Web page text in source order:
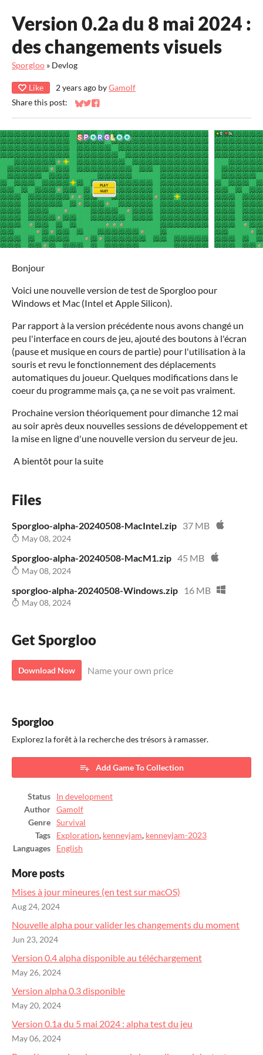
Version 0.2a du 8 mai 2024 :
des changements visuels
Sporgloo » Devlog
Like 2 years ago byGamolf
Share this post:
Share on Bluesky
Share on Twitter
Share on Facebook
Bonjour
Voici une nouvelle version de test de Sporgloo pour
Windows et Mac (Intel et Apple Silicon).
Par rapport à la version précédente nous avons changé un
peu l'interface en cours de jeu, ajouté des boutons à l'écran
(pause et musique en cours de partie) pour l'utilisation à la
souris et revu le fonctionnement des déplacements
automatiques du joueur. Quelques modifications dans le
coeur du programme mais ça, ça ne se voit pas vraiment.
Prochaine version théoriquement pour dimanche 12 mai
au soir après deux nouvelles sessions de développement et
la mise en ligne d'une nouvelle version du serveur de jeu.
A bientôt pour la suite
Files
Sporgloo-alpha-20240508-MacIntel.zip 37 MB
May 08, 2024
Sporgloo-alpha-20240508-MacM1.zip 45 MB
May 08, 2024
sporgloo-alpha-20240508-Windows.zip 16 MB
May 08, 2024
Get Sporgloo
Download Now Name your own price
Sporgloo
Explorez la forêt à la recherche des trésors à ramasser.
Add Game To Collection
Status
In development
Author
Gamolf
Genre
Survival
Tags
Exploration, kenneyjam, kenneyjam-2023
Languages
English
More posts
Mises à jour mineures (en test sur macOS)
Aug 24, 2024
Nouvelle alpha pour valider les changements du moment
Jun 23, 2024
Version 0.4 alpha disponible au téléchargement
May 26, 2024
Version alpha 0.3 disponible
May 20, 2024
Version 0.1a du 5 mai 2024 : alpha test du jeu
May 06, 2024